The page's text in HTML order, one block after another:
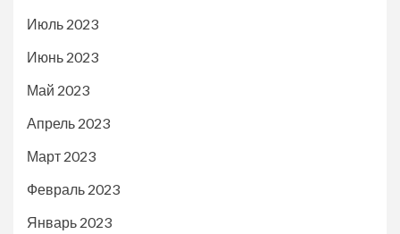
Июль 2023
Июнь 2023
Май 2023
Апрель 2023
Март 2023
Февраль 2023
Январь 2023